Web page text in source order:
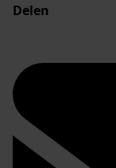
Delen